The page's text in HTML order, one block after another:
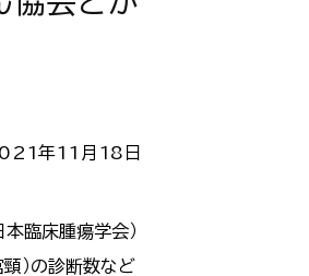
年11月18日
臨床腫瘍学会）
頸）の診断数など